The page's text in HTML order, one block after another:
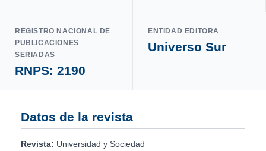
REGISTRO NACIONAL DE
PUBLICACIONES
SERIADAS
RNPS: 2190
ENTIDAD EDITORA
Universo Sur
Datos de la revista
Revista: Universidad y Sociedad